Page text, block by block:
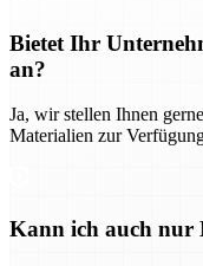
Bietet Ihr
an?
Ja, wir stellen Ihnen
Materialien zur
Kann ich auch nur